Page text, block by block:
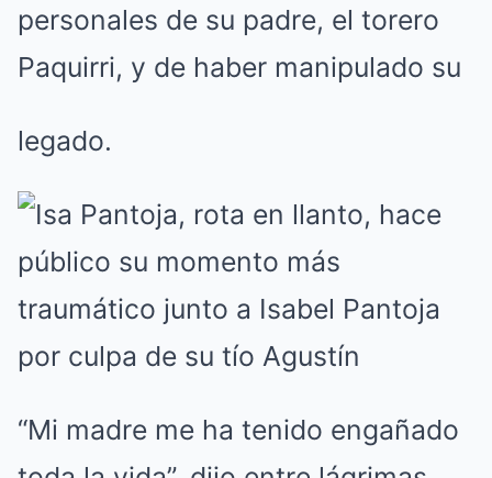
personales de su padre, el torero
Paquirri, y de haber manipulado su
legado.
“Mi madre me ha tenido engañado